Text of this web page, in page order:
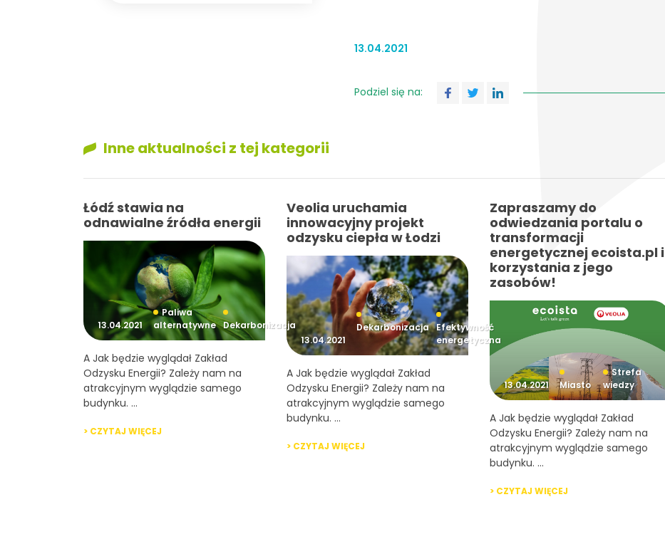
13.04.2021
Podziel się na:
Inne aktualności z tej kategorii
Łódź stawia na
odnawialne źródła energii
13.04.2021
Paliwa
alternatywne Dekarbonizacja
A Jak będzie wyglądał Zakład
Odzysku Energii? Zależy nam na
atrakcyjnym wyglądzie samego
budynku. ...
> CZYTAJ WIĘCEJ
Veolia uruchamia
innowacyjny projekt
odzysku ciepła w Łodzi
13.04.2021
Dekarbonizacja Efektywność
energetyczna
A Jak będzie wyglądał Zakład
Odzysku Energii? Zależy nam na
atrakcyjnym wyglądzie samego
budynku. ...
> CZYTAJ WIĘCEJ
Zapraszamy do
odwiedzania portalu o
transformacji
energetycznej ecoista.pl i
korzystania z jego
zasobów!
13.04.2021 Miasto
Strefa
wiedzy
A Jak będzie wyglądał Zakład
Odzysku Energii? Zależy nam na
atrakcyjnym wyglądzie samego
budynku. ...
> CZYTAJ WIĘCEJ